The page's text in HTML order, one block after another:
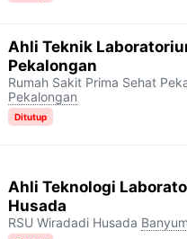
Ahli Teknik
Pekalongan
Rumah Sakit Prima Sehat
Pekalongan
Ditutup
Ahli Teknologi
Husada
RSU Wiradadi Husada